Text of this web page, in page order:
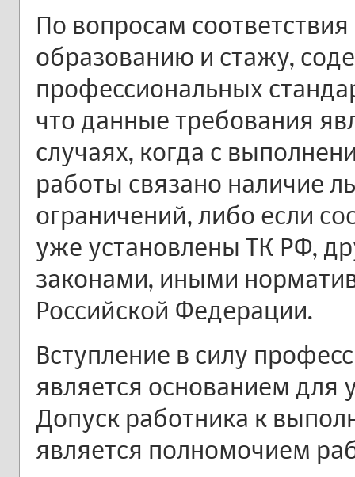
По вопросам
образованию и стажу,
профессиональных
что данные требования
случаях, когда с
работы связано наличие
ограничений, либо если
уже установлены ТК РФ,
законами, иными
Российской Федерации.
Вступление в силу
является основанием для
Допуск работника к
является полномочием